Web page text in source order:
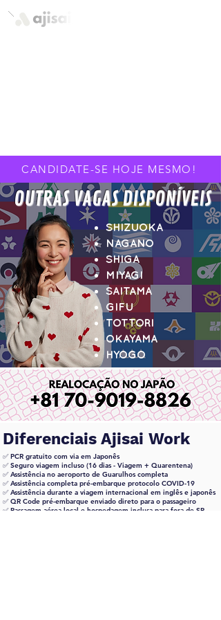
CANDIDATE-SE HOJE MESMO!
OUTRAS VAGAS DISPONÍVEIS
SHIZUOKA
NAGANO
SHIGA
MIYAGI
SAITAMA
GIFU
TOTTORI
OKAYAMA
HYOGO
Diferenciais Ajisai Work
✅ PCR gratuito com via em Japonês
✅ Seguro viagem incluso (16 dias - Viagem + Quarentena)
✅ Assistência no aeroporto de Guarulhos completa
✅ Assistência completa pré-embarque protocolo COVID-19
✅ Assistência durante a viagem internacional em inglês e japonês
✅ QR Code pré-embarque enviado direto para o passageiro
✅ Passagem aérea local e hospedagem inclusa para fora de SP